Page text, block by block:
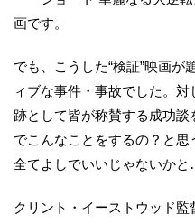
画です。
でも、こうした“検証”映画が
ィブな事件・事故でした。
跡として皆が称賛する成功
でこんなことをするの？と
全てよしでいいじゃないかと
クリント・イーストウッド監